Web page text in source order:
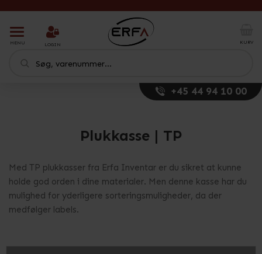
T
o
g
t
i
o
n
MENU LOGIN
+45 44 94 10 00
KURV
Plukkasse | TP
Med TP plukkasser fra Erfa Inventar er du sikret at kunne
holde god orden i dine materialer. Men denne kasse har du
mulighed for yderligere sorteringsmuligheder, da der
medfølger labels.